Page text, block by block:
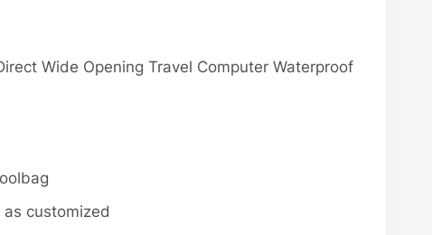
Wide Opening Travel Computer Waterproof
customized